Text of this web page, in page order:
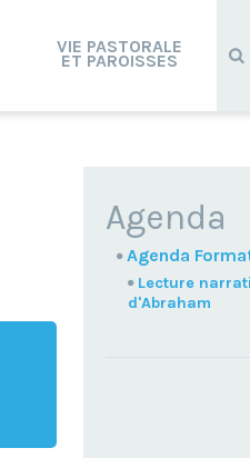
VIE PASTORALE
ET PAROISSES
Agenda
Agenda
Lecture
d'Abraham